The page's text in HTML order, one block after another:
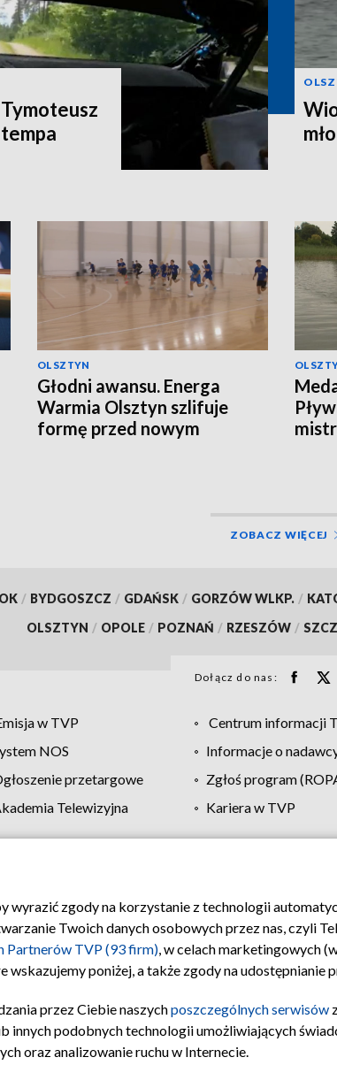
OLSZTYN
Głodni awansu. Energa
Warmia Olsztyn szlifuje
formę przed nowym
ZOBACZ WIĘCEJ
/ BYDGOSZCZ / GDAŃSK / GORZÓW WLKP. /
OLSZTYN / OPOLE / POZNAŃ / RZESZÓW /
Dołącz do nas:
w TVP Centrum informacji
NOS Informacje o
przetargowe Zgłoś program
Telewizyjna Kariera w TVP
TVP Polityka prywatności Moje zgody
wyrazić zgody na korzystanie z technologii
Twoich danych osobowych przez nas, czyli
Partnerów TVP (93 firm), w celach marketingowych
wskazujemy poniżej, a także zgody na
przez Ciebie naszychposzczególnych serwisów
podobnych technologii umożliwiających
oraz analizowanie ruchu w Internecie.